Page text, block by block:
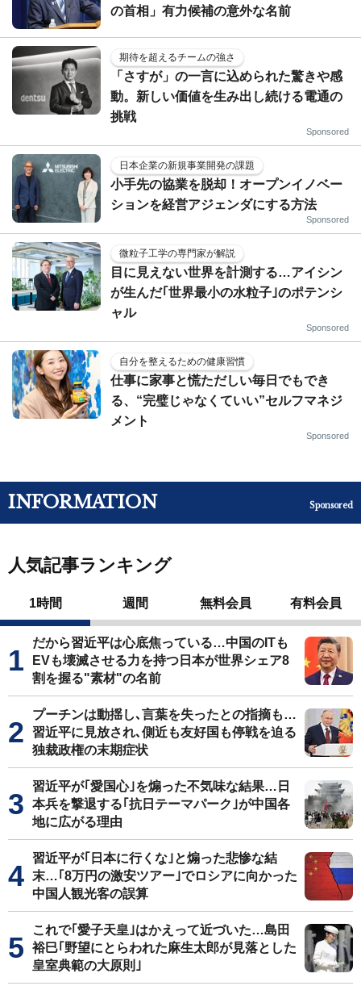
の首相」有力候補の意外な名前
期待を超えるチームの強さ
「さすが」の一言に込められた驚きや感
動。新しい価値を生み出し続ける電通の
挑戦
Sponsored
日本企業の新規事業開発の課題
小手先の協業を脱却！オープンイノベー
ションを経営アジェンダにする方法
Sponsored
微粒子工学の専門家が解説
目に見えない世界を計測する…アイシン
が生んだ｢世界最小の水粒子｣のポテンシ
ャル
Sponsored
自分を整えるための健康習慣
仕事に家事と慌ただしい毎日でもでき
る、“完璧じゃなくていい”セルフマネジ
メント
Sponsored
INFORMATION Sponsored
人気記事ランキング
1時間 週間 無料会員 有料会員
だから習近平は心底焦っている…中国のITも
EVも壊滅させる力を持つ日本が世界シェア8
割を握る"素材"の名前
プーチンは動揺し､言葉を失ったとの指摘も…
習近平に見放され､側近も友好国も停戦を迫る
独裁政権の末期症状
習近平が｢愛国心｣を煽った不気味な結果…日
本兵を撃退する｢抗日テーマパーク｣が中国各
地に広がる理由
習近平が｢日本に行くな｣と煽った悲惨な結
末…｢8万円の激安ツアー｣でロシアに向かった
中国人観光客の誤算
これで｢愛子天皇｣はかえって近づいた…島田
裕巳｢野望にとらわれた麻生太郎が見落とした
皇室典範の大原則｣